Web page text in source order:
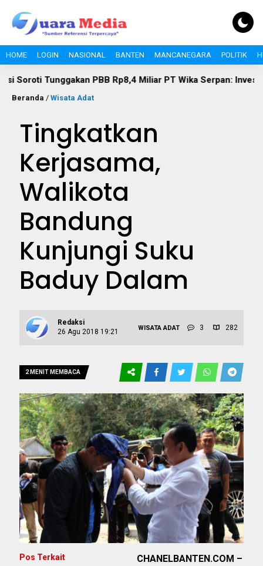
HOME LOGIN NASIONAL BANTEN MANCANEGARA POLITIK
PBB Rp8,4 Miliar PT Wika Serpan: Investor Besar
Beranda / Wisata Adat
Tingkatkan
Kerjasama,
Walikota
Bandung
Kunjungi Suku
Baduy Dalam
Redaksi
26 Agu 2018 19:21
WISATA ADAT 3 282
2 MENIT MEMBACA
CHANELBANTEN.COM –
Pos Terkait